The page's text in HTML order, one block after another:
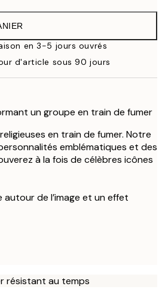
32,95 €
32,95 €
en 3-5 jours ouvrés
d'article sous 90 jours
un groupe en train de fumer
en train de fumer. Notre
emblématiques et des
à la fois de célèbres icônes
autour de l’image et un effet
résistant au temps